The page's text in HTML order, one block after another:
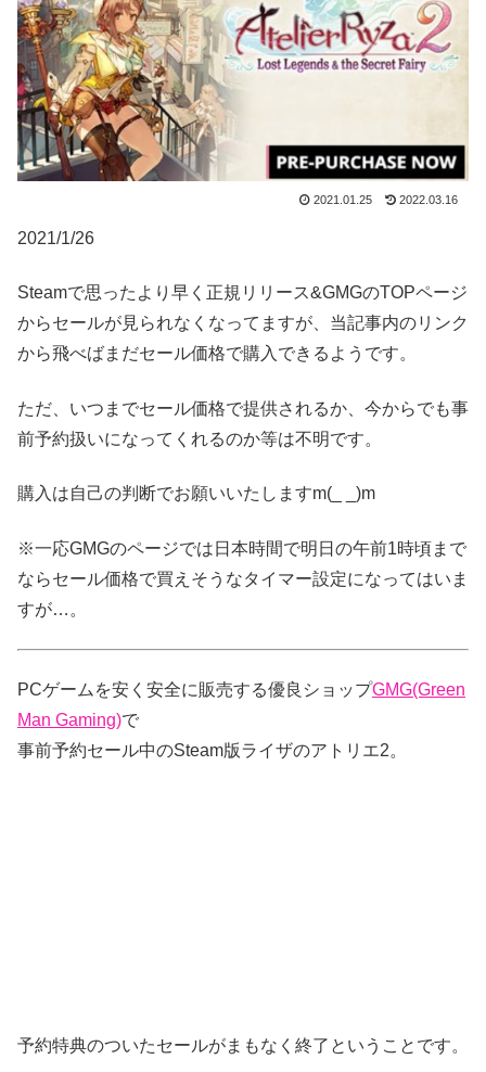
2021.01.25 2022.03.16
2021/1/26
Steamで思ったより早く正規リリース&GMGのTOPページ
からセールが見られなくなってますが、当記事内のリンク
から飛べばまだセール価格で購入できるようです。
ただ、いつまでセール価格で提供されるか、今からでも事
前予約扱いになってくれるのか等は不明です。
購入は自己の判断でお願いいたしますm(_ _)m
※一応GMGのページでは日本時間で明日の午前1時頃まで
ならセール価格で買えそうなタイマー設定になってはいま
すが…。
PCゲームを安く安全に販売する優良ショップGMG(Green
Man Gaming)で
事前予約セール中のSteam版ライザのアトリエ2。
予約特典のついたセールがまもなく終了ということです。